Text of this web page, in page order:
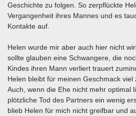
Geschichte zu folgen. So zerpflückte
Vergangenheit ihres Mannes und es
Kontakte auf.
Helen wurde mir aber auch hier nicht
sollte glauben eine Schwangere, die
Kindes ihren Mann verliert trauert
Helen bleibt für meinen Geschmack viel
Auch, wenn die Ehe nicht mehr optimal
plötzliche Tod des Partners ein wenig
blieb Helen für mich nicht greifbar und